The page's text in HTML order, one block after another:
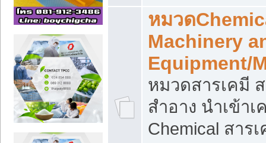
หมวด
Machinery
Equipment/
หมวดสารเคมี
สำอาง นำเข้
Chemical สาร